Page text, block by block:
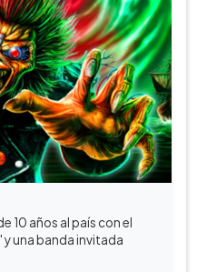
10 años al país con el
y una banda invitada